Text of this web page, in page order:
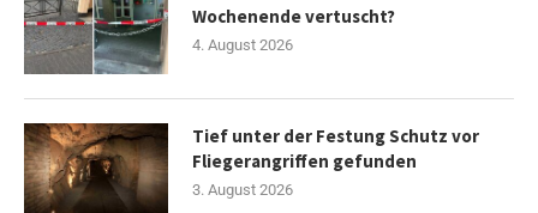
Wochenende vertuscht?
4. August 2026
Tief unter der Festung Schutz vor
Fliegerangriffen gefunden
3. August 2026